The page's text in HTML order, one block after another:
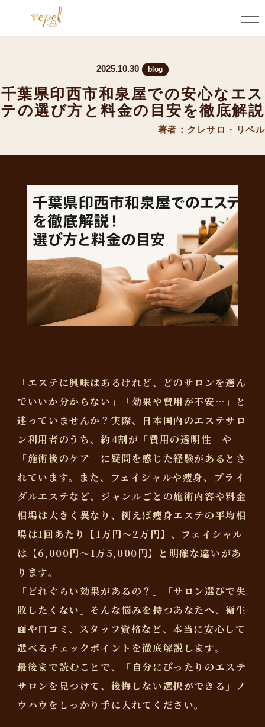
2025.10.30 blog
千葉県印西市和泉屋での安心なエス
テの選び方と料金の目安を徹底解説
著者：クレサロ・リペル
「エステに興味はあるけれど、どのサロンを選ん
でいいか分からない」「効果や費用が不安…」と
迷っていませんか？実際、日本国内のエステサロ
ン利用者のうち、約4割が「費用の透明性」や
「施術後のケア」に疑問を感じた経験があるとさ
れています。また、フェイシャルや痩身、ブライ
ダルエステなど、ジャンルごとの施術内容や料金
相場は大きく異なり、例えば痩身エステの平均相
場は1回あたり【1万円～2万円】、フェイシャル
は【6,000円～1万5,000円】と明確な違いがあ
ります。
「どれぐらい効果があるの？」「サロン選びで失
敗したくない」そんな悩みを持つあなたへ、衛生
面や口コミ、スタッフ資格など、本当に安心して
選べるチェックポイントを徹底解説します。
最後まで読むことで、「自分にぴったりのエステ
サロンを見つけて、後悔しない選択ができる」ノ
ウハウをしっかり手に入れてください。